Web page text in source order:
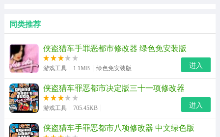
同类推荐
侠盗猎车手罪恶都市修改器 绿色免安装版
游戏工具 1.1MB 绿色免安装版 进入
侠盗猎车罪恶都市决定版三十一项修改器
游戏工具 705.45KB 进入
侠盗猎车手罪恶都市八项修改器 中文绿色版